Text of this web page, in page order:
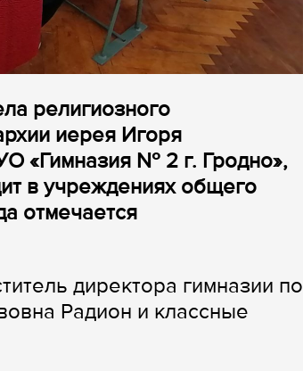
религиозного
иерея Игоря
«Гимназия № 2 г. Гродно»,
в учреждениях общего
отмечается
директора гимназии по
Радион и классные